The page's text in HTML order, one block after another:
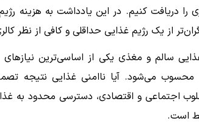
را دریافت کنیم. در این یادداشت به هزینه
از یک رژیم غذایی حداقلی و کافی از نظر
سالم و مغذی یکی از اساسی‌ترین
می‌شود. آیا ناامنی غذایی نتیجه
اجتماعی و اقتصادی، دسترسی محدود به
است.